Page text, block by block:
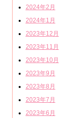
2024年2月
2024年1月
2023年12月
2023年11月
2023年10月
2023年9月
2023年8月
2023年7月
2023年6月